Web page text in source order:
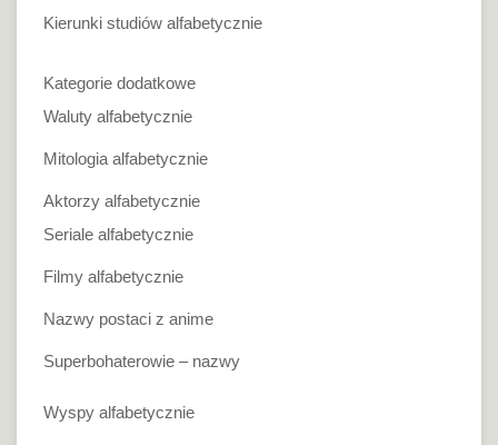
Kierunki studiów alfabetycznie
Kategorie dodatkowe
Waluty alfabetycznie
Mitologia alfabetycznie
Aktorzy alfabetycznie
Seriale alfabetycznie
Filmy alfabetycznie
Nazwy postaci z anime
Superbohaterowie – nazwy
Wyspy alfabetycznie